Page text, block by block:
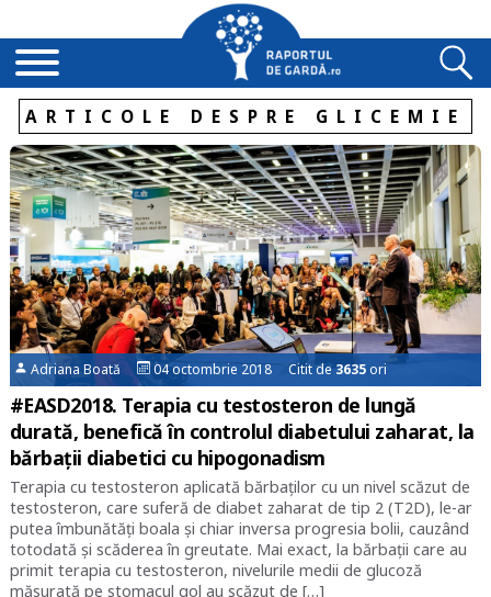
ARTICOLE DESPRE GLICEMIE
Adriana Boată 04 octombrie 2018 Citit de3635ori
#EASD2018. Terapia cu testosteron de lungă
durată, benefică în controlul diabetului zaharat, la
bărbații diabetici cu hipogonadism
Terapia cu testosteron aplicată bărbaților cu un nivel scăzut de
testosteron, care suferă de diabet zaharat de tip 2 (T2D), le-ar
putea îmbunătăți boala și chiar inversa progresia bolii, cauzând
totodată și scăderea în greutate. Mai exact, la bărbații care au
primit terapia cu testosteron, nivelurile medii de glucoză
măsurată pe stomacul gol au scăzut de […]